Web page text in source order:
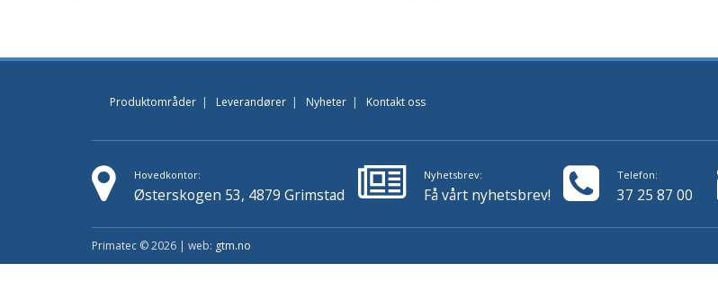
Produktområder | Leverandører | Nyheter | Kontakt oss
Hovedkontor:
Østerskogen 53, 4879 Grimstad
Nyhetsbrev:
Få vårt nyhetsbrev!
Telefon:
37 25 87 00
Primatec © 2026 | web: gtm.no